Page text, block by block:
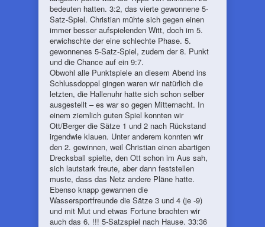
bedeuten hatten. 3:2, das vierte gewonnene 5-
Satz-Spiel. Christian mühte sich gegen einen
immer besser aufspielenden Witt, doch im 5.
erwichschte der eine schlechte Phase. 5.
gewonnenes 5-Satz-Spiel, zudem der 8. Punkt
und die Chance auf ein 9:7.
Obwohl alle Punktspiele an diesem Abend ins
Schlussdoppel gingen waren wir natürlich die
letzten, die Hallenuhr hatte sich schon selber
ausgestellt – es war so gegen Mitternacht. In
einem ziemlich guten Spiel konnten wir
Ott/Berger die Sätze 1 und 2 nach Rückstand
irgendwie klauen. Unter anderem konnten wir
den 2. gewinnen, weil Christian einen abartigen
Drecksball spielte, den Ott schon im Aus sah,
sich lautstark freute, aber dann feststellen
muste, dass das Netz andere Pläne hatte.
Ebenso knapp gewannen die
Wassersportfreunde die Sätze 3 und 4 (je -9)
und mit Mut und etwas Fortune brachten wir
auch das 6. !!! 5-Satzspiel nach Hause. 33:36